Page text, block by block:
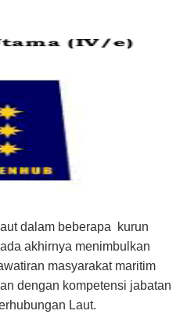
dalam beberapa kurun
akhirnya menimbulkan
masyarakat maritim
dengan kompetensi jabatan
Laut.